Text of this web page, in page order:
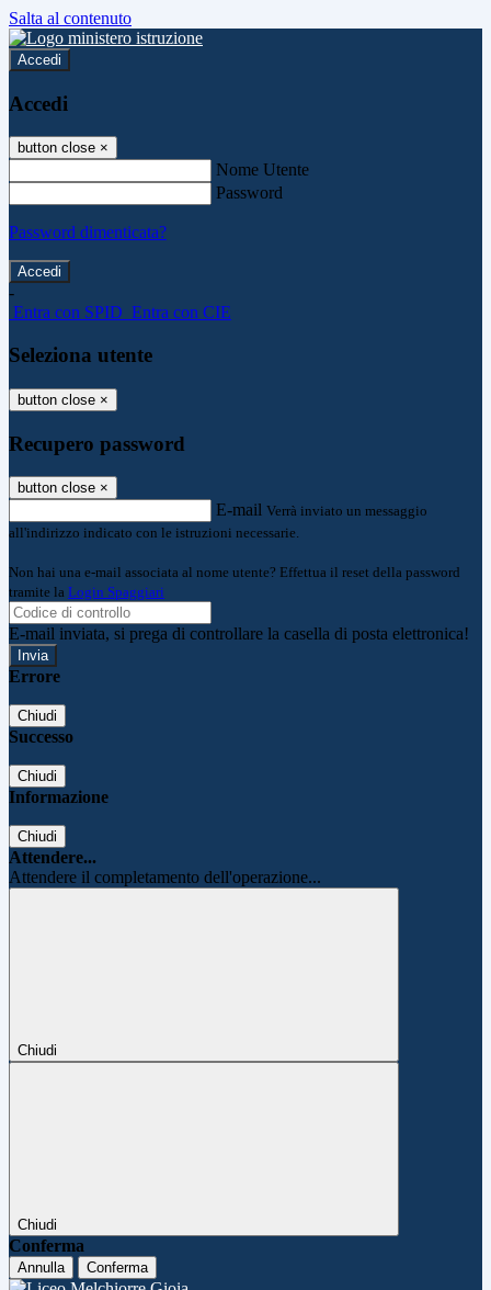
Salta al contenuto
Accedi
Accedi
button close ×
Nome Utente
Password
Password dimenticata?
-
Entra con SPID Entra con CIE
Seleziona utente
button close ×
Recupero password
button close ×
E-mail Verrà inviato un messaggio
all'indirizzo indicato con le istruzioni necessarie.
Non hai una e-mail associata al nome utente? Effettua il reset della password
tramite la Login Spaggiari
E-mail inviata, si prega di controllare la casella di posta elettronica!
Errore
Chiudi
Successo
Chiudi
Informazione
Chiudi
Attendere...
Attendere il completamento dell'operazione...
Chiudi
Chiudi
Conferma
Annulla Conferma